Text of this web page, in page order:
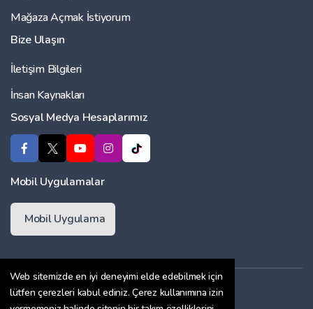
Web sitemizde en iyi deneyimi elde edebilmek için
lütfen çerezleri kabul ediniz. Çerez kullanımına izin
Mağaza Açmak İstiyorum
Bize Ulaşın
İletişim Bilgileri
İnsan Kaynakları
Sosyal Medya Hesaplarımız
Mobil Uygulamalar
Mobil Uygulama
Üyelik Sözleşmesi